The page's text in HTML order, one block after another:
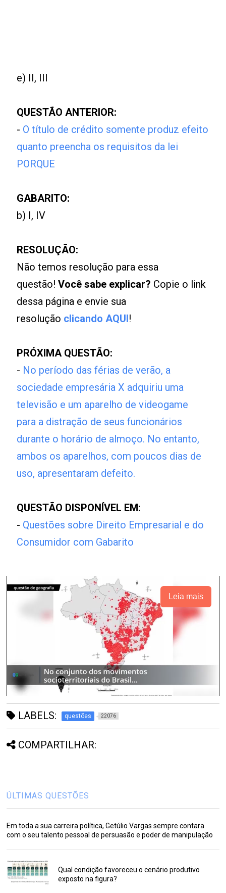
e) II, III
QUESTÃO ANTERIOR:
- O título de crédito somente produz efeito
quanto preencha os requisitos da lei
PORQUE
GABARITO:
b) I, IV
RESOLUÇÃO:
Não temos resolução para essa
questão!Você sabe explicar? Copie o link
dessa página e envie sua
resolução clicando AQUI!
PRÓXIMA QUESTÃO:
- No período das férias de verão, a
sociedade empresária X adquiriu uma
televisão e um aparelho de videogame
para a distração de seus funcionários
durante o horário de almoço. No entanto,
ambos os aparelhos, com poucos dias de
uso, apresentaram defeito.
QUESTÃO DISPONÍVEL EM:
- Questões sobre Direito Empresarial e do
Consumidor com Gabarito
Leia mais
LABELS: questões 22076
COMPARTILHAR:
ÚLTIMAS QUESTÕES
Em toda a sua carreira política, Getúlio Vargas sempre contara
com o seu talento pessoal de persuasão e poder de manipulação
Qual condição favoreceu o cenário produtivo
exposto na figura?